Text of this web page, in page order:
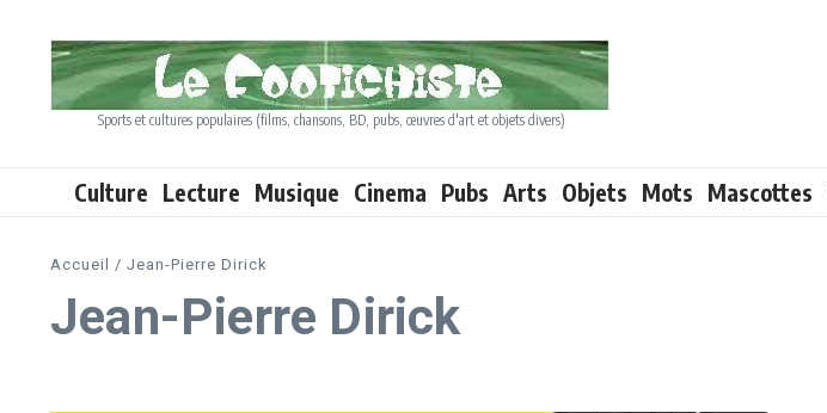
Sports et cultures populaires (films, chansons, BD, pubs, œuvres d'art et objets divers)
Culture Lecture Musique Cinema Pubs Arts Objets Mots Mascottes
Accueil / Jean-Pierre Dirick
Jean-Pierre Dirick